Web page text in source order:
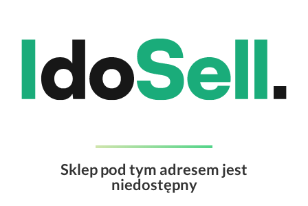
Sklep pod tym adresem jest
niedostępny